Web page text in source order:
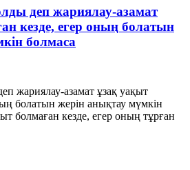
деп жариялау-азамат
кезде, егер оның болатын
болмаса
жариялау-азамат ұзақ уақыт
болатын жерін анықтау мүмкін
болмаған кезде, егер оның тұрған